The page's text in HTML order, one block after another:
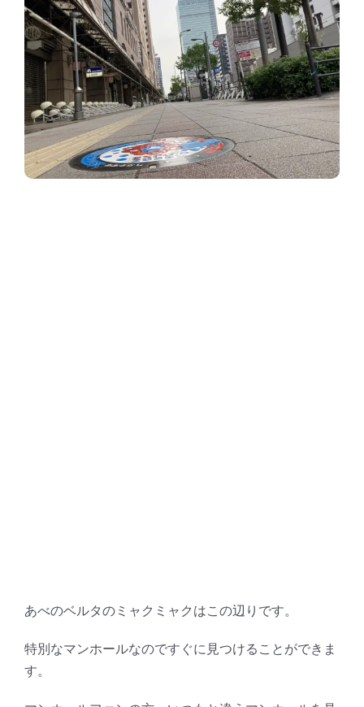
あべのベルタのミャクミャクはこの辺りです。
特別なマンホールなのですぐに見つけることができま
す。